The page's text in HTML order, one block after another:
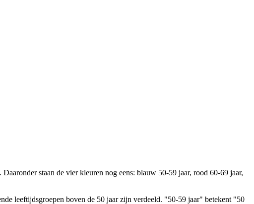
leeftijdsgroepen boven de 50 jaar zijn verdeeld. "50-59 jaar" betekent "50